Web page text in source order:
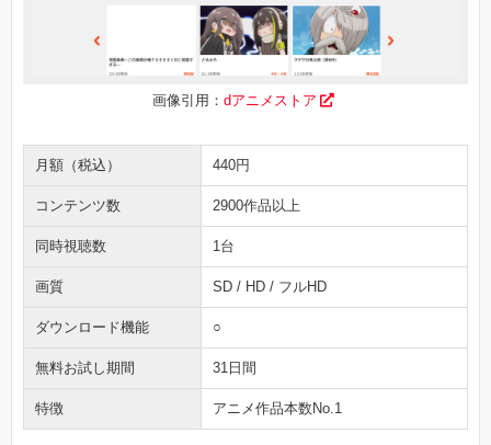
画像引用： dアニメストア
月額（税込） 440円
コンテンツ数 2900作品以上
同時視聴数 1台
画質 SD / HD / フルHD
ダウンロード機能 ○
無料お試し期間 31日間
特徴 アニメ作品本数No.1